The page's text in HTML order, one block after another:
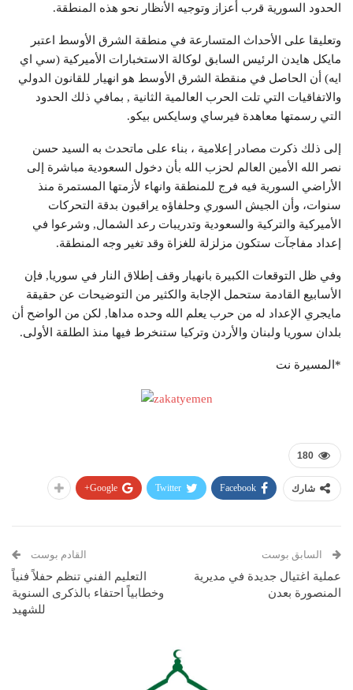
الحدود السورية قرب أعزاز وتوجيه الأنظار نحو هذه المنطقة.
وتعليقا على الأحداث المتسارعة في منطقة الشرق الأوسط اعتبر
مايكل هايدن الرئيس السابق لوكالة الاستخبارات الأميركية (سي اي
ايه) أن الحاصل في منقطة الشرق الأوسط هو انهيار للقانون الدولي
والاتفاقيات التي تلت الحرب العالمية الثانية , بمافي ذلك الحدود
التي رسمتها معاهدة فيرساي وسايكس بيكو.
إلى ذلك ذكرت مصادر إعلامية ، بناء على ماتحدث به السيد حسن
نصر الله الأمين العالم لحزب الله بأن دخول السعودية مباشرة إلى
الأراضي السورية فيه فرج للمنطقة وانهاء لأزمتها المستمرة منذ
سنوات، وأن الجيش السوري وحلفاؤه يراقبون بدقة التحركات
الأميركية والتركية والسعودية وتدريبات رعد الشمال, وشرعوا في
إعداد مفاجآت ستكون مزلزلة للغزاة وقد تغير وجه المنطقة.
وفي ظل التوقعات الكبيرة بانهيار وقف إطلاق النار في سوريا, فإن
الأسابيع القادمة ستحمل الإجابة والكثير من التوضيحات عن حقيقة
مايجري الإعداد له من حرب يعلم الله وحده مداها, لكن من الواضح أن
بلدان سوريا ولبنان والأردن وتركيا ستنخرط فيها منذ الطلقة الأولى.
*المسيرة نت
180
شارك Facebook
Twitter
Google+
السابق بوست
عملية اغتيال جديدة في مديرية
المنصورة بعدن
القادم بوست
التعليم الفني تنظم حفلاً فنياً
وخطابياً احتفاء بالذكرى السنوية
للشهيد